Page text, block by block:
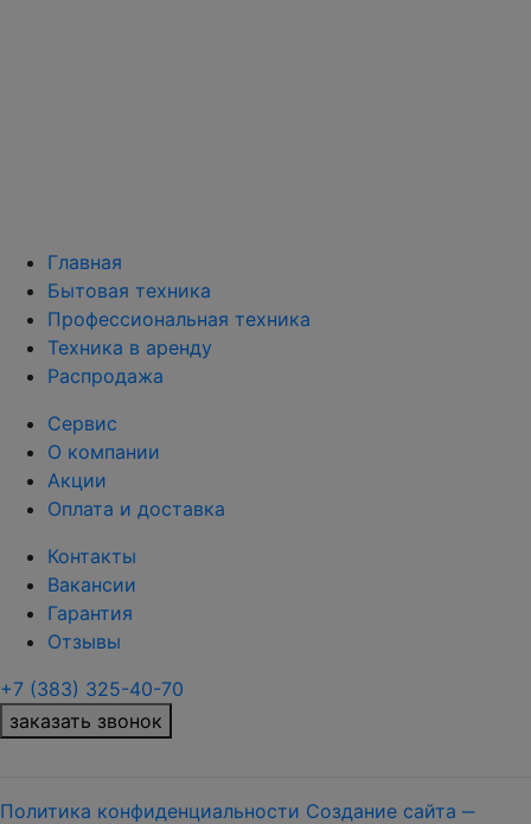
Главная
Бытовая техника
Профессиональная техника
Техника в аренду
Распродажа
Сервис
О компании
Акции
Оплата и доставка
Контакты
Вакансии
Гарантия
Отзывы
+7 (383) 325-40-70
заказать звонок
Политика конфиденциальности Создание сайта ‒